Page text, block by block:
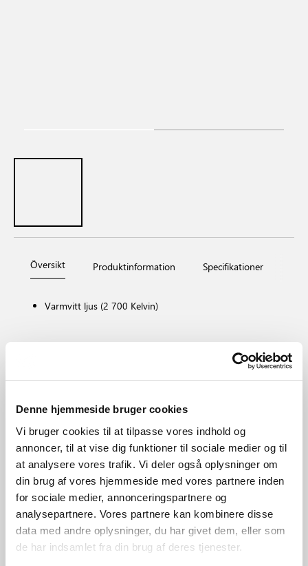
Denne hjemmeside bruger cookies
Vi bruger cookies til at tilpasse vores indhold og
annoncer, til at vise dig funktioner til sociale medier og til
at analysere vores trafik. Vi deler også oplysninger om
din brug af vores hjemmeside med vores partnere inden
for sociale medier, annonceringspartnere og
analysepartnere. Vores partnere kan kombinere disse
data med andre oplysninger, du har givet dem, eller som
de har indsamlet fra din brug af deres tjenester.
Översikt Produktinformation Specifikationer
Varmvitt ljus (2 700 Kelvin)
Lampfattning
Dimbar?
Färgtemperatur (K)
Ljusstyrka (lumen)
806.0
Område
Olika (beror på placeringen)
Primärt material
Plast